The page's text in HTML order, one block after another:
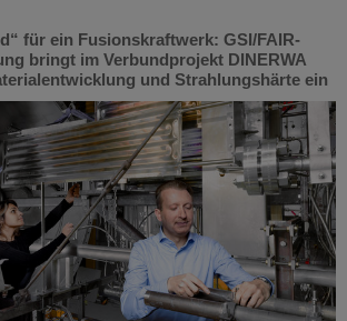
für ein Fusionskraftwerk: GSI/FAIR-
bringt im Verbundprojekt DINERWA
und Strahlungshärte ein